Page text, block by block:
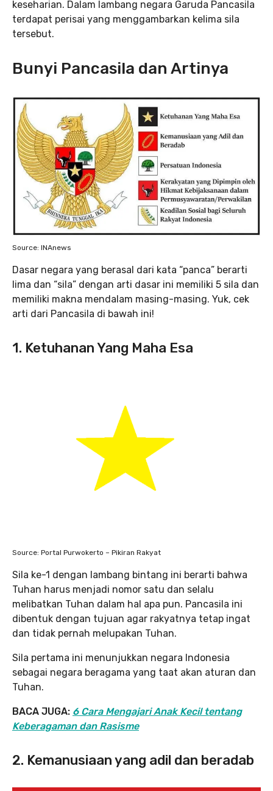
keseharian. Dalam lambang negara Garuda Pancasila
terdapat perisai yang menggambarkan kelima sila
tersebut.
Bunyi Pancasila dan Artinya
Source: INAnews
Dasar negara yang berasal dari kata “panca” berarti
lima dan “sila” dengan arti dasar ini memiliki 5 sila dan
memiliki makna mendalam masing-masing. Yuk, cek
arti dari Pancasila di bawah ini!
1. Ketuhanan Yang Maha Esa
Source: Portal Purwokerto – Pikiran Rakyat
Sila ke-1 dengan lambang bintang ini berarti bahwa
Tuhan harus menjadi nomor satu dan selalu
melibatkan Tuhan dalam hal apa pun. Pancasila ini
dibentuk dengan tujuan agar rakyatnya tetap ingat
dan tidak pernah melupakan Tuhan.
Sila pertama ini menunjukkan negara Indonesia
sebagai negara beragama yang taat akan aturan dan
Tuhan.
BACA JUGA: 6 Cara Mengajari Anak Kecil tentang
Keberagaman dan Rasisme
2. Kemanusiaan yang adil dan beradab